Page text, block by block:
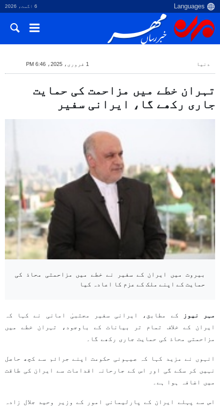
6 اگست، 2026
دنیا 1 فروری، 2025، 6:46 PM
تہران خطے میں مزاحمت کی حمایت
جاری رکھے گا، ایرانی سفیر
بیروت میں ایران کے سفیر نے خطے میں مزاحمتی محاذ کی
حمایت کے اپنے ملک کے عزم کا اعادہ کیا
مہر نیوز
کے مطابق، ایرانی سفیر مجتبیٰ امانی نے کہا کہ
ایران کے خلاف تمام تر بیانات کے باوجود، تہران خطے میں
مزاحمتی محاذ کی حمایت جاری رکھے گا۔
انہوں نے مزید کہا کہ صیہونی حکومت اپنے جرائم سے کچھ حاصل
نہیں کر سکے گی اور اس کے جارحانہ اقدامات سے ایران کی طاقت
میں اضافہ ہوا ہے۔
اس سے پہلے ایران کے پارلیمانی امور کے وزیر وحید جلال زادہ